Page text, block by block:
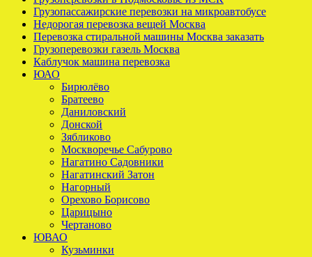
Грузопассажирские перевозки на микроавтобусе
Недорогая перевозка вещей Москва
Перевозка стиральной машины Москва заказать
Грузоперевозки газель Москва
Каблучок машина перевозка
ЮАО
Бирюлёво
Братеево
Даниловский
Донской
Зябликово
Москворечье Сабурово
Нагатино Садовники
Нагатинский Затон
Нагорный
Орехово Борисово
Царицыно
Чертаново
ЮВАО
Кузьминки